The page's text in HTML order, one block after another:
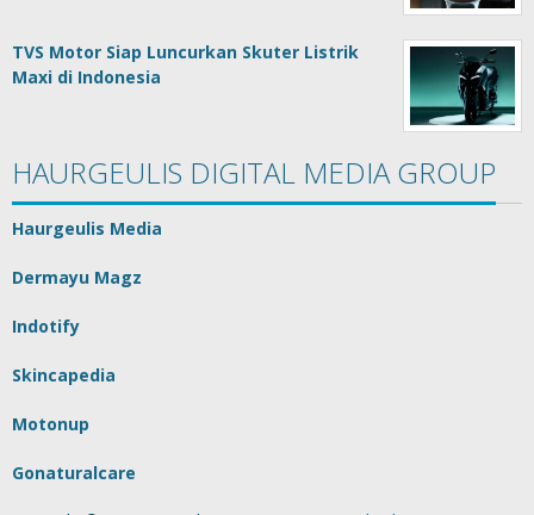
TVS Motor Siap Luncurkan Skuter Listrik
Maxi di Indonesia
HAURGEULIS DIGITAL MEDIA GROUP
Haurgeulis Media
Dermayu Magz
Indotify
Skincapedia
Motonup
Gonaturalcare